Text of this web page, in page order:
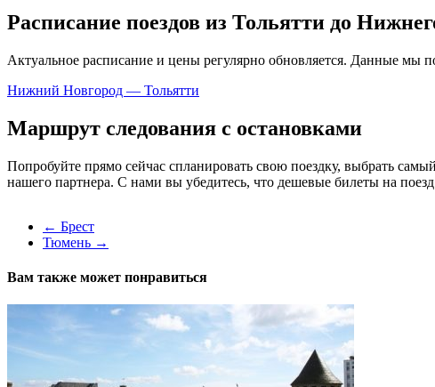
Расписание поездов из Тольятти до
Актуальное расписание и цены регулярно обновляется. Данные
Нижний Новгород — Тольятти
Маршрут следования с остановками
Попробуйте прямо сейчас спланировать свою поездку, выбрать
нашего партнера. С нами вы убедитесь, что дешевые билеты на
← Брест
Тюмень →
Вам также может понравиться